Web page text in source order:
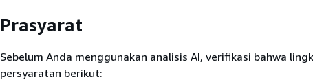
Prasyarat
Sebelum Anda menggunakan analisis AI, verifikasi bahwa
persyaratan berikut: